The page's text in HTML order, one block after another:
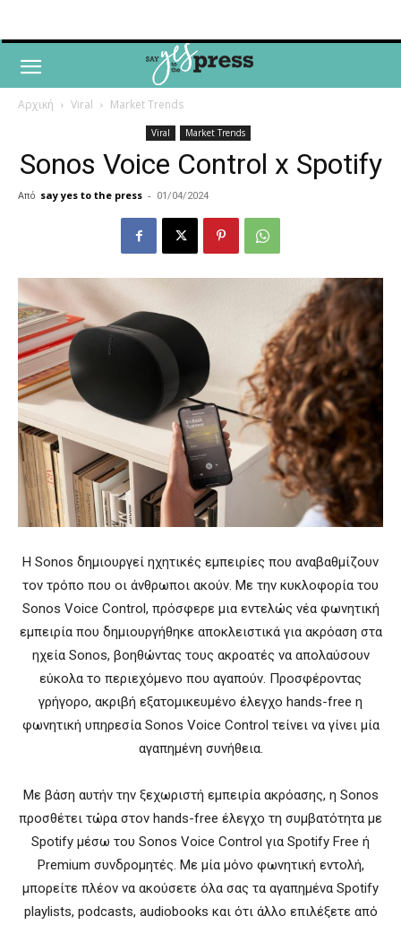
Αρχική Viral Market Trends
Viral Market Trends
Sonos Voice Control x Spotify
Από say yes to the press - 01/04/2024
Η Sonos δημιουργεί ηχητικές εμπειρίες που αναβαθμίζουν
τον τρόπο που οι άνθρωποι ακούν. Με την κυκλοφορία του
Sonos Voice Control, πρόσφερε μια εντελώς νέα φωνητική
εμπειρία που δημιουργήθηκε αποκλειστικά για ακρόαση στα
ηχεία Sonos, βοηθώντας τους ακροατές να απολαύσουν
εύκολα το περιεχόμενο που αγαπούν. Προσφέροντας
γρήγορο, ακριβή εξατομικευμένο έλεγχο hands-free η
φωνητική υπηρεσία Sonos Voice Control τείνει να γίνει μία
αγαπημένη συνήθεια.
Με βάση αυτήν την ξεχωριστή εμπειρία ακρόασης, η Sonos
προσθέτει τώρα στον hands-free έλεγχο τη συμβατότητα με
Spotify μέσω του Sonos Voice Control για Spotify Free ή
Premium συνδρομητές. Με μία μόνο φωνητική εντολή,
μπορείτε πλέον να ακούσετε όλα σας τα αγαπημένα Spotify
playlists, podcasts, audiobooks και ότι άλλο επιλέξετε από